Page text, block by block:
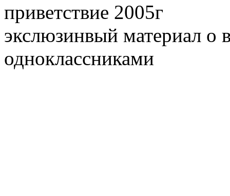
приветствие 2005г
экслюзинвый материал о
одноклассниками